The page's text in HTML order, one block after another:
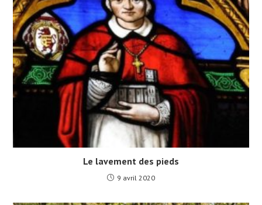
Le lavement des pieds
9 avril 2020